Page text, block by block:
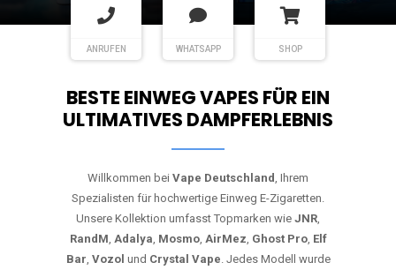
ANRUFEN WHATSAPP SHOP
BESTE EINWEG VAPES FÜR EIN
ULTIMATIVES DAMPFERLEBNIS
Willkommen bei Vape Deutschland, Ihrem
Spezialisten für hochwertige Einweg E-Zigaretten.
Unsere Kollektion umfasst Topmarken wie JNR,
RandM, Adalya, Mosmo, AirMez, Ghost Pro, Elf
Bar, Vozol und Crystal Vape. Jedes Modell wurde